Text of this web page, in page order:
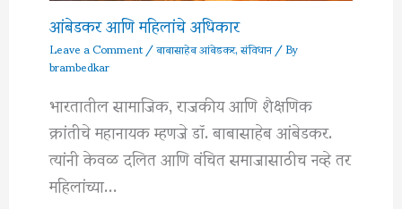
आंबेडकर आणि महिलांचे अधिकार
Leave a Comment/बाबासाहेब आंबेडकर,संविधान/ By
brambedkar
भारतातील सामाजिक, राजकीय आणि शैक्षणिक
क्रांतीचे महानायक म्हणजे डॉ. बाबासाहेब आंबेडकर.
त्यांनी केवळ दलित आणि वंचित समाजासाठीच नव्हे तर
महिलांच्या…